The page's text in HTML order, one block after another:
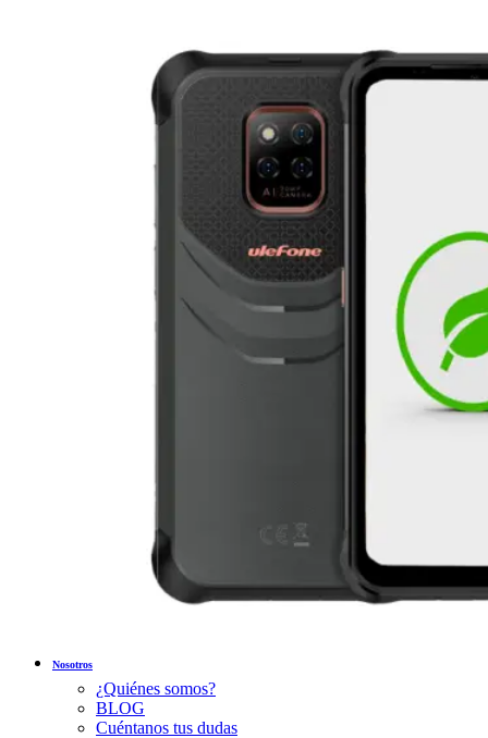
Nosotros
¿Quiénes somos?
BLOG
Cuéntanos tus dudas